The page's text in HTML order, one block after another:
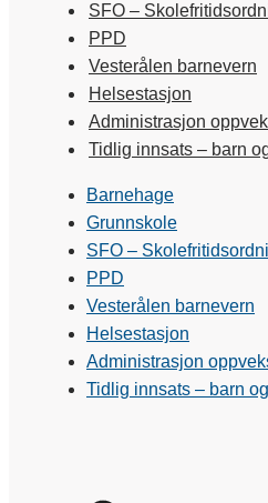
SFO –
PPD
Vesterålen barnevern
Helsestasjon
Administrasjon
Tidlig innsats – barn
Barnehage
Grunnskole
SFO –
PPD
Vesterålen barnevern
Helsestasjon
Administrasjon
Tidlig innsats – barn